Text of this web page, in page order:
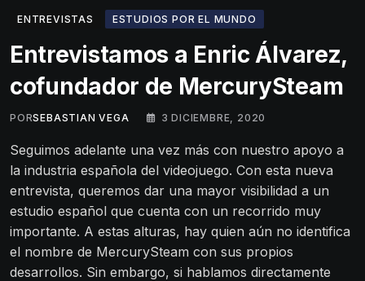
ENTREVISTAS ESTUDIOS POR EL MUNDO
Entrevistamos a Enric Álvarez,
cofundador de MercurySteam
PORSEBASTIAN VEGA 3 DICIEMBRE, 2020
Seguimos adelante una vez más con nuestro apoyo a
la industria española del videojuego. Con esta nueva
entrevista, queremos dar una mayor visibilidad a un
estudio español que cuenta con un recorrido muy
importante. A estas alturas, hay quien aún no identifica
el nombre de MercurySteam con sus propios
desarrollos. Sin embargo, si hablamos directamente